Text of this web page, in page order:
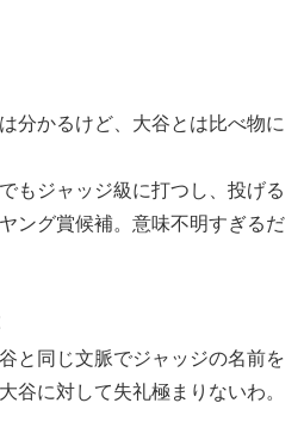
分かるけど、大谷とは比べ物に
もジャッジ級に打つし、投げる
ング賞候補。意味不明すぎるだ
と同じ文脈でジャッジの名前を
谷に対して失礼極まりないわ。